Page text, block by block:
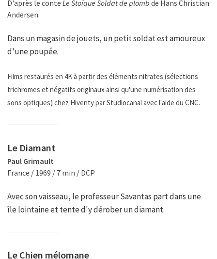
D'après le conte Le Stoïque Soldat de plomb de Hans Christian
Andersen.
Dans un magasin de jouets, un petit soldat est amoureux
d'une poupée.
Films restaurés en 4K à partir des éléments nitrates (sélections
trichromes et négatifs originaux ainsi qu'une numérisation des
sons optiques) chez Hiventy par Studiocanal avec l'aide du CNC.
Le Diamant
Paul Grimault
France / 1969 / 7 min / DCP
Avec son vaisseau, le professeur Savantas part dans une
île lointaine et tente d'y dérober un diamant.
Le Chien mélomane